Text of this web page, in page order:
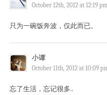
October 12th, 2012 at 12:19 pm
只为一碗饭奔波，仅此而已。
小谭
October 11th, 2012 at 10:09
忘了生活，忘记很多..